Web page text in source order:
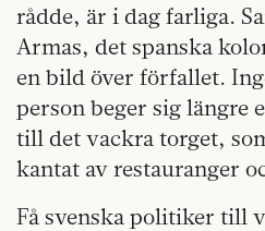
rådde, är i dag farliga.
Armas, det spanska
en bild över förfallet.
person beger sig längre
till det vackra torget,
kantat av restauranger
Få svenska politiker till